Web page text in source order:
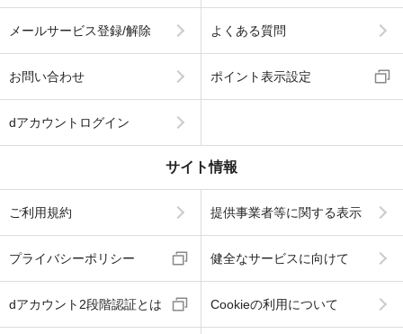
メールサービス登録/解除 よくある質問
お問い合わせ ポイント表示設定
dアカウントログイン
サイト情報
ご利用規約 提供事業者等に関する表示
プライバシーポリシー 健全なサービスに向けて
dアカウント2段階認証とは Cookieの利用について